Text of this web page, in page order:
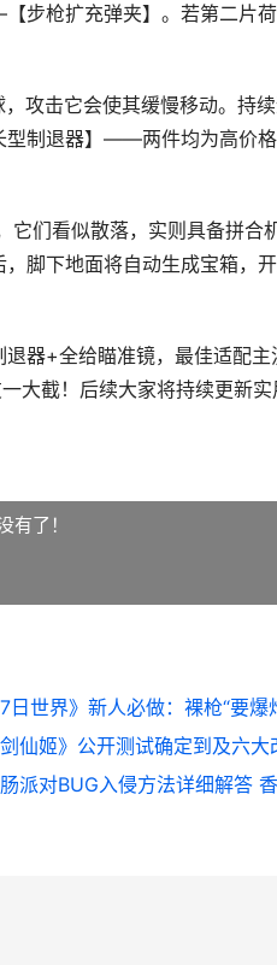
步枪扩充弹夹】。若第二片
击它会使其缓慢移动。持续
型制退器】——两件均为高价
们看似散落，实则具备拼合
，脚下地面将自动生成宝箱
器+全给瞄准镜，最佳适配主
大截！后续大家将持续更新
有了！